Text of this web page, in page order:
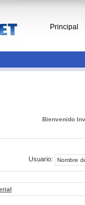
Principal
Bienvenido
Usuario: